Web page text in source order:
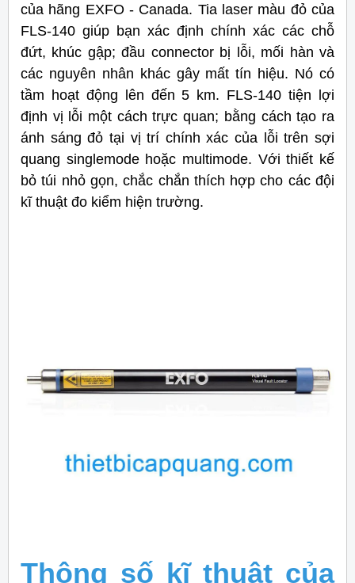
của hãng EXFO - Canada. Tia laser màu đỏ của
FLS-140 giúp bạn xác định chính xác các chỗ
đứt, khúc gập; đầu connector bị lỗi, mối hàn và
các nguyên nhân khác gây mất tín hiệu. Nó có
tầm hoạt động lên đến 5 km. FLS-140 tiện lợi
định vị lỗi một cách trực quan; bằng cách tạo ra
ánh sáng đỏ tại vị trí chính xác của lỗi trên sợi
quang singlemode hoặc multimode. Với thiết kế
bỏ túi nhỏ gọn, chắc chắn thích hợp cho các đội
kĩ thuật đo kiểm hiện trường.
Thông số kĩ thuật của